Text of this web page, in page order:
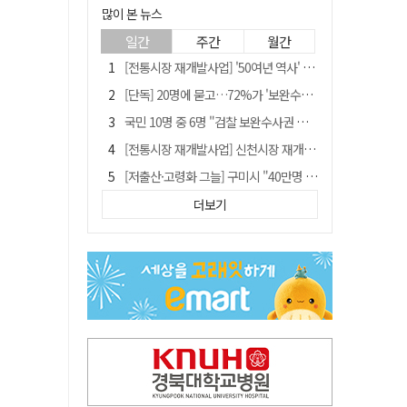
많이 본 뉴스
일간 주간 월간
[전통시장 재개발사업] '50여년 역사' 수성시장 자리에 25층 주상복합 들어선다
[단독] 20명에 묻고…72%가 '보완수사권 폐지'?
국민 10명 중 6명 "검찰 보완수사권 필요"…민주당 지지층도 53.8%
[전통시장 재개발사업] 신천시장 재개발, 준공 후에도 소송전
[저출산·고령화 그늘] 구미시 "40만명 사수" 고령군 "3만명대 회복"
안동-사가에, "50년 우정 넘어 미래 50년 함께 연다"
"오를까, 내릴까" 목표가 깎인 삼전·닉스…AMD 이어 샌디스크에 쏠린 눈
[인사]경상북도
'부산 돌려차기' 피해자, 서범수 "돌려차기 하죠" 실언 사과 수용
더보기